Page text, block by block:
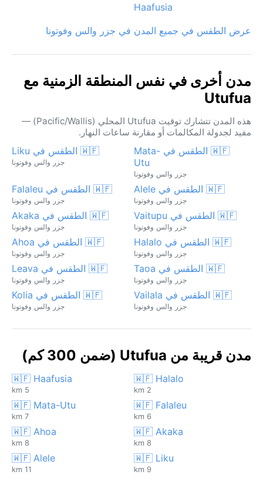
Haafusia
عرض الطقس في جميع المدن في جزر والس وفوتونا
مدن أخرى في نفس المنطقة الزمنية مع
Utufua
هذه المدن تتشارك توقيت Utufua المحلي (Pacific/Wallis) —
مفيد لجدولة المكالمات أو مقارنة ساعات النهار.
🇼🇫 الطقس في Mata-
Utu
جزر والس وفوتونا
🇼🇫 الطقس في Liku
جزر والس وفوتونا
🇼🇫 الطقس في Alele
جزر والس وفوتونا
🇼🇫 الطقس في Falaleu
جزر والس وفوتونا
🇼🇫 الطقس في Vaitupu
جزر والس وفوتونا
🇼🇫 الطقس في Akaka
جزر والس وفوتونا
🇼🇫 الطقس في Halalo
جزر والس وفوتونا
🇼🇫 الطقس في Ahoa
جزر والس وفوتونا
🇼🇫 الطقس في Taoa
جزر والس وفوتونا
🇼🇫 الطقس في Leava
جزر والس وفوتونا
🇼🇫 الطقس في Vailala
جزر والس وفوتونا
🇼🇫 الطقس في Kolia
جزر والس وفوتونا
مدن قريبة من Utufua (ضمن 300 كم)
🇼🇫 Halalo
2 km
🇼🇫 Haafusia
5 km
🇼🇫 Falaleu
6 km
🇼🇫 Mata-Utu
7 km
🇼🇫 Akaka
8 km
🇼🇫 Ahoa
8 km
🇼🇫 Liku
9 km
🇼🇫 Alele
11 km